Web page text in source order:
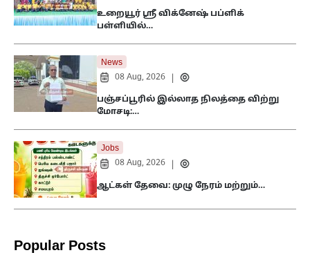
உறையூர் ஸ்ரீ விக்னேஷ் பப்ளிக்
பள்ளியில்…
News
08 Aug, 2026
பஞ்சப்பூரில் இல்லாத நிலத்தை விற்று
மோசடி:…
Jobs
08 Aug, 2026
ஆட்கள் தேவை: முழு நேரம் மற்றும்…
Popular Posts